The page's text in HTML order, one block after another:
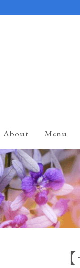
About Menu